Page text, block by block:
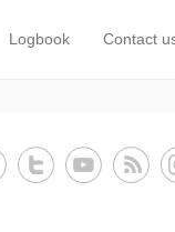
Logbook Contact